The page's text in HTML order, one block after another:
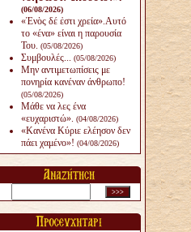
(06/08/2026)
«Ἑνὸς δέ ἐστι χρεία».Αυτό
το «ένα» είναι η παρουσία
Του. (05/08/2026)
Συμβουλές... (05/08/2026)
Μην αντιμετωπίσεις με
πονηρία κανέναν άνθρω­πο!
(05/08/2026)
Μάθε να λες ένα
«ευχαριστώ». (04/08/2026)
«Κανένα Κύριε ελέησον δεν
πάει χαμένο»! (04/08/2026)